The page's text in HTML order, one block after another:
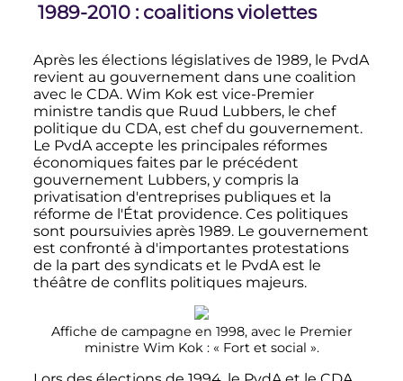
1989-2010 : coalitions violettes
Après les élections législatives de 1989, le PvdA
revient au gouvernement dans une coalition
avec le CDA. Wim Kok est vice-Premier
ministre tandis que Ruud Lubbers, le chef
politique du CDA, est chef du gouvernement.
Le PvdA accepte les principales réformes
économiques faites par le précédent
gouvernement Lubbers, y compris la
privatisation d'entreprises publiques et la
réforme de l'État providence. Ces politiques
sont poursuivies après 1989. Le gouvernement
est confronté à d'importantes protestations
de la part des syndicats et le PvdA est le
théâtre de conflits politiques majeurs.
Affiche de campagne en 1998, avec le Premier
ministre Wim Kok : « Fort et social ».